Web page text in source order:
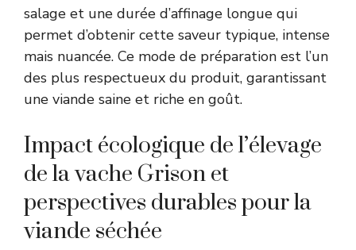
salage et une durée d’affinage longue qui
permet d’obtenir cette saveur typique, intense
mais nuancée. Ce mode de préparation est l’un
des plus respectueux du produit, garantissant
une viande saine et riche en goût.
Impact écologique de l’élevage
de la vache Grison et
perspectives durables pour la
viande séchée